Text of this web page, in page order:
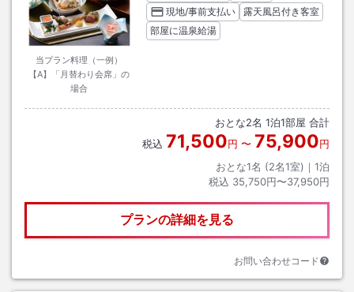
当プラン料理（一例）
【A】「月替わり会席」の
場合
現地/事前支払い
露天風呂付き客室
部屋に温泉給湯
おとな2名 1泊1部屋 合計
税込 71,500円 〜 75,900円
おとな1名 (2名1室)｜ 1泊
税込 35,750円〜37,950円
プランの詳細を見る
お問い合わせコード